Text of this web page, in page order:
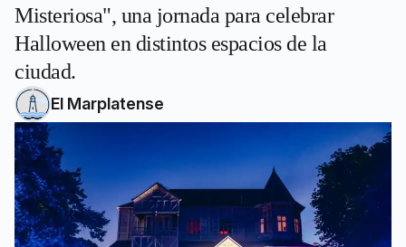
Misteriosa", una jornada para celebrar
Halloween en distintos espacios de la
ciudad.
El Marplatense